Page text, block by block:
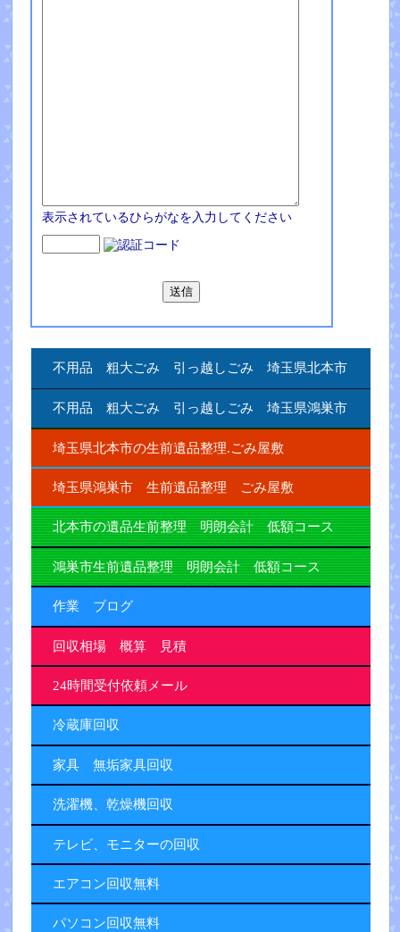
表示されているひらがなを入力してください
不用品 粗大ごみ 引っ越しごみ 埼玉県北本市
不用品 粗大ごみ 引っ越しごみ 埼玉県鴻巣市
埼玉県北本市の生前遺品整理.ごみ屋敷
埼玉県鴻巣市 生前遺品整理 ごみ屋敷
北本市の遺品生前整理 明朗会計 低額コース
鴻巣市生前遺品整理 明朗会計 低額コース
作業 ブログ
回収相場 概算 見積
24時間受付依頼メール
冷蔵庫回収
家具 無垢家具回収
洗濯機、乾燥機回収
テレビ、モニターの回収
エアコン回収無料
パソコン回収無料